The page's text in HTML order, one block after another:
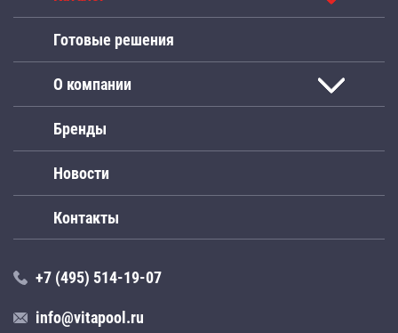
Готовые решения
О компании
Бренды
Новости
Контакты
+7 (495) 514-19-07
info@vitapool.ru